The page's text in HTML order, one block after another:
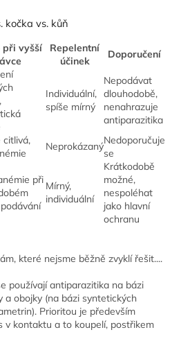
kočka vs. kůň
při vyšší
Repelentní
účinek
Doporučení
Individuální,
spíše mírný
Nepodávat
dlouhodobě,
nenahrazuje
antiparazitika
citlivá,
NeprokázanýNedoporučuje
se
při Mírný,
individuální
Krátkodobě
možné,
nespoléhat
jako hlavní
ochranu
které nejsme běžně zvyklí řešit....
používají antiparazitika na bázi
a obojky (na bázi syntetických
Prioritou je především
v kontaktu a to koupelí, postřikem